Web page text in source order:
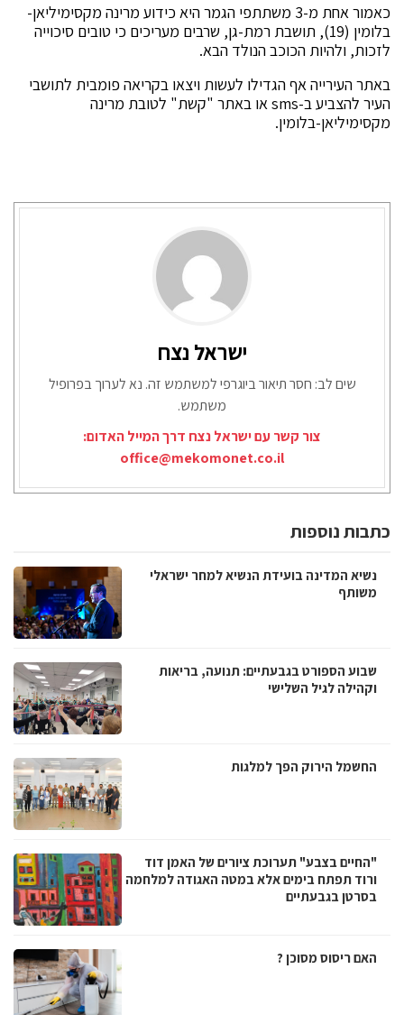
כאמור אחת מ-3 משתתפי הגמר היא כידוע מרינה מקסימיליאן-
בלומין (19), תושבת רמת-גן, שרבים מעריכים כי טובים סיכוייה
לזכות, ולהיות הכוכב הנולד הבא.
באתר העירייה אף הגדילו לעשות ויצאו בקריאה פומבית לתושבי
העיר להצביע ב-sms או באתר "קשת" לטובת מרינה
מקסימיליאן-בלומין.
ישראל נצח
שים לב: חסר תיאור ביוגרפי למשתמש זה. נא לערוך בפרופיל
משתמש.
צור קשר עם ישראל נצח דרך המייל האדום:
office@mekomonet.co.il
כתבות נוספות
נשיא המדינה בועידת הנשיא למחר ישראלי
משותף
שבוע הספורט בגבעתיים: תנועה, בריאות
וקהילה לגיל השלישי
החשמל הירוק הפך למלגות
"החיים בצבע" תערוכת ציורים של האמן דוד
ורוד תפתח בימים אלא במטה האגודה למלחמה
בסרטן בגבעתיים
האם ריסוס מסוכן ?